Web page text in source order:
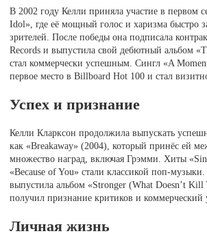
В 2002 году Келли приняла участие в первом
Idol», где её мощный голос и харизма быстро
зрителей. После победы она подписала
Records и выпустила свой дебютный альбом
стал коммерчески успешным. Сингл «A
первое место в Billboard Hot 100 и стал
Успех и признание
Келли Кларксон продолжила выпускать
как «Breakaway» (2004), который принёс ей
множество наград, включая Грэмми. Хиты
«Because of You» стали классикой поп-
выпустила альбом «Stronger (What Doesn’t
получил признание критиков и коммерческий
Личная жизнь